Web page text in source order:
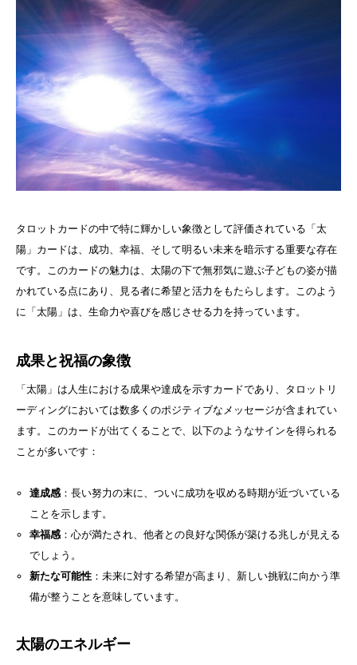
タロットカードの中で特に輝かしい象徴として評価されている「太
陽」カードは、成功、幸福、そして明るい未来を暗示する重要な存在
です。このカードの魅力は、太陽の下で無邪気に遊ぶ子どもの姿が描
かれている点にあり、見る者に希望と活力をもたらします。このよう
に「太陽」は、生命力や喜びを感じさせる力を持っています。
成果と祝福の象徴
「太陽」は人生における成果や達成を示すカードであり、タロットリ
ーディングにおいては数多くのポジティブなメッセージが含まれてい
ます。このカードが出てくることで、以下のようなサインを得られる
ことが多いです：
達成感：長い努力の末に、ついに成功を収める時期が近づいている
ことを示します。
幸福感：心が満たされ、他者との良好な関係が築ける兆しが見える
でしょう。
新たな可能性：未来に対する希望が高まり、新しい挑戦に向かう準
備が整うことを意味しています。
太陽のエネルギー